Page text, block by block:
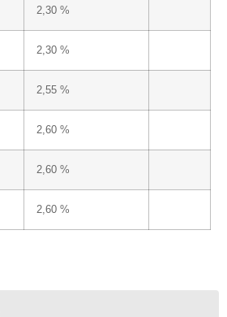
2,30 %
2,30 %
2,55 %
2,60 %
2,60 %
2,60 %